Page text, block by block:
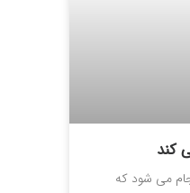
کند
می شود که